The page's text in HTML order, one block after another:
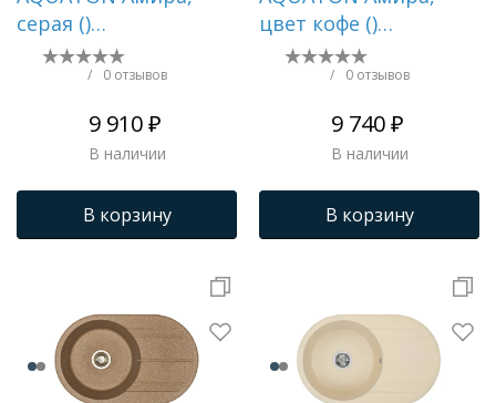
серая ()
1A712932AI230
/ 0 отзывов
9 910 ₽
В наличии
В корзину
цвет кофе ()
1A712932AI280
/ 0 отзывов
9 740 ₽
В наличии
В корзину